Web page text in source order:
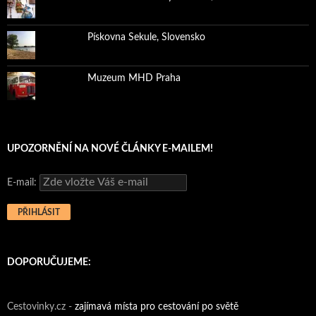
Pískovna Sekule, Slovensko
Muzeum MHD Praha
UPOZORNĚNÍ NA NOVÉ ČLÁNKY E-MAILEM!
E-mail:
DOPORUČUJEME:
Cestovinky.cz - zajímavá místa pro cestování po světě